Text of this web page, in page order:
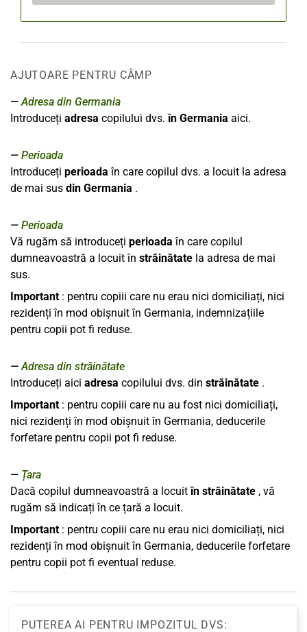
AJUTOARE PENTRU CÂMP
Adresa din Germania
Introduceți adresa copilului dvs.în Germania aici.
Perioada
Introduceți perioada în care copilul dvs. a locuit la adresa
de mai sus din Germania .
Perioada
Vă rugăm să introduceți perioada în care copilul
dumneavoastră a locuit în străinătate la adresa de mai
sus.
Important: pentru copiii care nu erau nici domiciliați, nici
rezidenți în mod obișnuit în Germania, indemnizațiile
pentru copii pot fi reduse.
Adresa din străinătate
Introduceți aici adresa copilului dvs. din străinătate .
Important: pentru copiii care nu au fost nici domiciliați,
nici rezidenți în mod obișnuit în Germania, deducerile
forfetare pentru copii pot fi reduse.
Țara
Dacă copilul dumneavoastră a locuitîn străinătate , vă
rugăm să indicați în ce țară a locuit.
Important: pentru copiii care nu erau nici domiciliați, nici
rezidenți în mod obișnuit în Germania, deducerile forfetare
pentru copii pot fi eventual reduse.
PUTEREA AI PENTRU IMPOZITUL DVS: